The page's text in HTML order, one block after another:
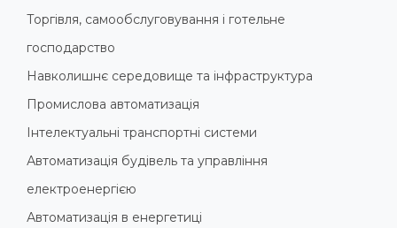
Торгівля, самообслуговування і готельне
господарство
Навколишнє середовище та інфраструктура
Промислова автоматизація
Інтелектуальні транспортні системи
Автоматизація будівель та управління
електроенергією
Автоматизація в енергетиці